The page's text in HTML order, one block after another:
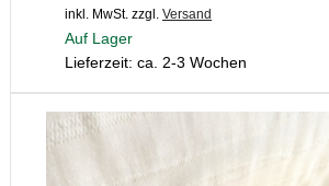
inkl. MwSt. zzgl. Versand
Auf Lager
Lieferzeit: ca. 2-3 Wochen